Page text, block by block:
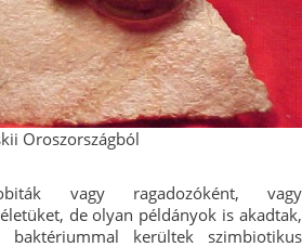
Oroszországból
vagy ragadozóként, vagy
de olyan példányok is akadtak,
kerültek szimbiotikus